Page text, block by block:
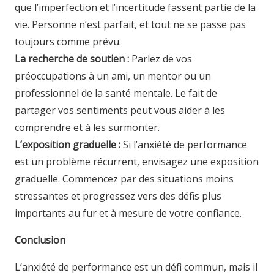
que l’imperfection et l’incertitude fassent partie de la
vie. Personne n’est parfait, et tout ne se passe pas
toujours comme prévu.
La recherche de soutien : Parlez de vos
préoccupations à un ami, un mentor ou un
professionnel de la santé mentale. Le fait de
partager vos sentiments peut vous aider à les
comprendre et à les surmonter.
L’exposition graduelle :Si l’anxiété de performance
est un problème récurrent, envisagez une exposition
graduelle. Commencez par des situations moins
stressantes et progressez vers des défis plus
importants au fur et à mesure de votre confiance.
Conclusion
L’anxiété de performance est un défi commun, mais il